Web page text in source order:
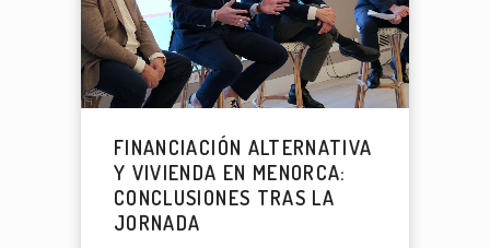
FINANCIACIÓN ALTERNATIVA
Y VIVIENDA EN MENORCA:
CONCLUSIONES TRAS LA
JORNADA